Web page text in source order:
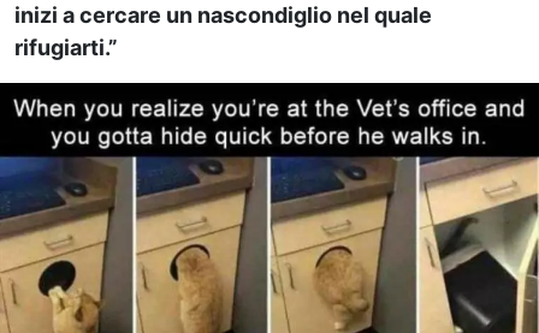
inizi a cercare un nascondiglio nel quale
rifugiarti.”